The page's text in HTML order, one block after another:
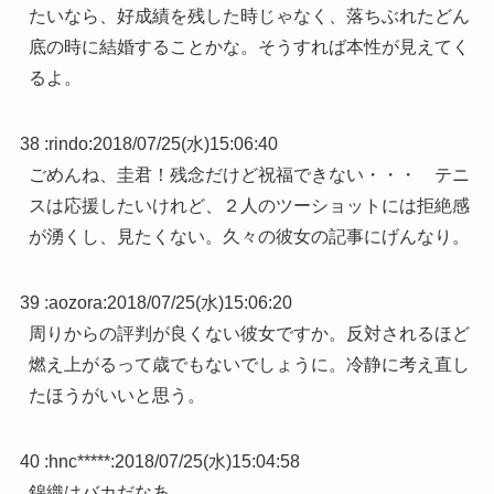
たいなら、好成績を残した時じゃなく、落ちぶれたどん
底の時に結婚することかな。そうすれば本性が見えてく
るよ。
38 :rindo:2018/07/25(水)15:06:40
ごめんね、圭君！残念だけど祝福できない・・・ テニ
スは応援したいけれど、２人のツーショットには拒絶感
が湧くし、見たくない。久々の彼女の記事にげんなり。
39 :aozora:2018/07/25(水)15:06:20
周りからの評判が良くない彼女ですか。反対されるほど
燃え上がるって歳でもないでしょうに。冷静に考え直し
たほうがいいと思う。
40 :hnc*****:2018/07/25(水)15:04:58